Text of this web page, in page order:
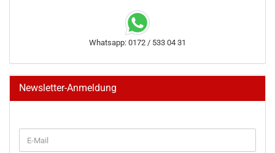
Whatsapp: 0172 / 533 04 31
Newsletter-Anmeldung
ZUR
E-
Mail